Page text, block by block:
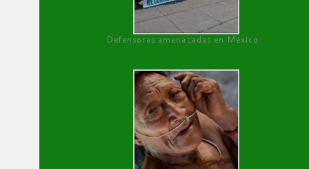
Defensoras amenazadas en México